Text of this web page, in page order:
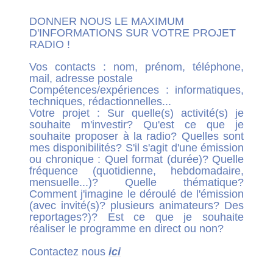
DONNER NOUS LE MAXIMUM
D'INFORMATIONS SUR VOTRE PROJET
RADIO !
Vos contacts : nom, prénom, téléphone,
mail, adresse postale
Compétences/expériences : informatiques,
techniques, rédactionnelles...
Votre projet : Sur quelle(s) activité(s) je
souhaite m'investir? Qu'est ce que je
souhaite proposer à la radio? Quelles sont
mes disponibilités? S'il s'agit d'une émission
ou chronique : Quel format (durée)? Quelle
fréquence (quotidienne, hebdomadaire,
mensuelle...)? Quelle thématique?
Comment j'imagine le déroulé de l'émission
(avec invité(s)? plusieurs animateurs? Des
reportages?)? Est ce que je souhaite
réaliser le programme en direct ou non?
Contactez nous ici